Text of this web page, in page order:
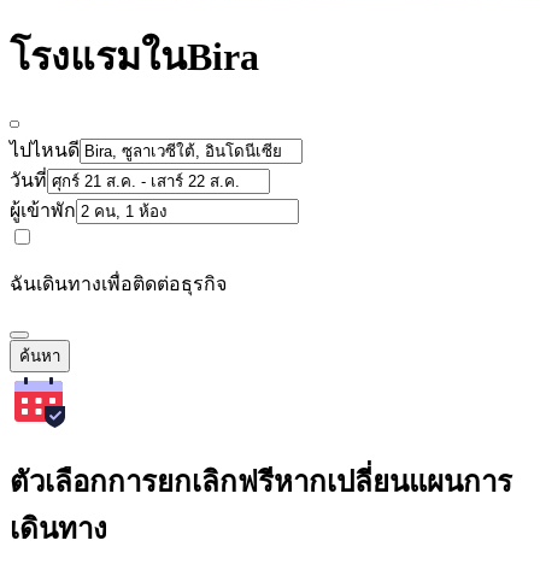
โรงแรมในBira
ไปไหนดี
วันที่
ผู้เข้าพัก
ฉันเดินทางเพื่อติดต่อธุรกิจ
ค้นหา
ตัวเลือกการยกเลิกฟรีหากเปลี่ยนแผนการ
เดินทาง